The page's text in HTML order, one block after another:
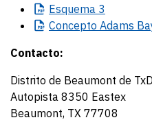
Esquema 3
Concepto Adams
Contacto:
Distrito de Beaumont de
Autopista 8350 Eastex
Beaumont, TX 77708